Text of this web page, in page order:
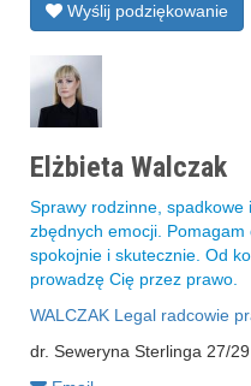
Wyślij podziękowanie
Elżbieta Walczak
Sprawy rodzinne,
zbędnych emocji.
spokojnie i skutecznie. Od
prowadzę Cię przez prawo.
WALCZAK Legal radcowie
dr. Seweryna Sterlinga 27/